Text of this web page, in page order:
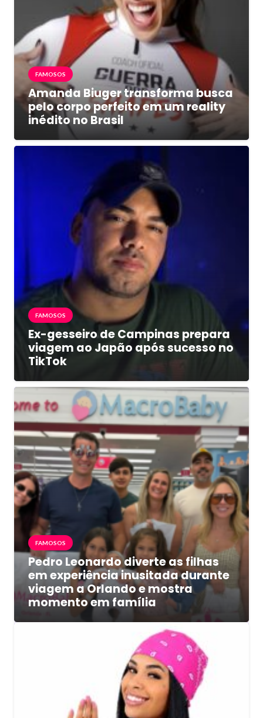
FAMOSOS
Amanda Biuger transforma busca
pelo corpo perfeito em um reality
inédito no Brasil
FAMOSOS
Ex-gesseiro de Campinas prepara
viagem ao Japão após sucesso no
TikTok
FAMOSOS
Pedro Leonardo diverte as filhas
em experiência inusitada durante
viagem a Orlando e mostra
momento em família